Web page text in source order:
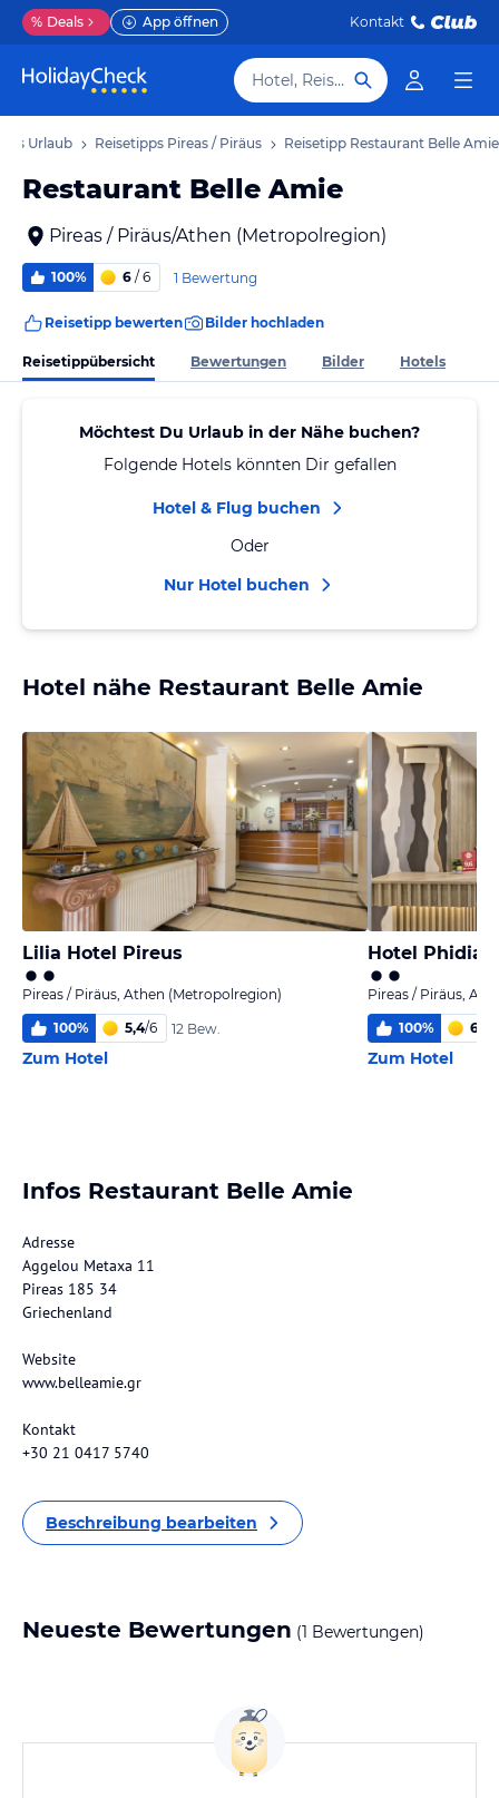
% Deals App öffnen Kontakt
Hotel, Reiseziel
Urlaub Reisetipps Pireas / Piräus Reisetipp Restaurant Belle Amie
Restaurant Belle Amie
Pireas / Piräus/Athen (Metropolregion)
100% 6 / 6 1 Bewertung
Reisetipp bewerten Bilder hochladen
Reisetippübersicht Bewertungen Bilder Hotels
Möchtest Du Urlaub in der Nähe buchen?
Folgende Hotels könnten Dir gefallen
Hotel & Flug buchen
Oder
Nur Hotel buchen
Hotel nähe Restaurant Belle Amie
Lilia Hotel Pireus
Pireas / Piräus, Athen (Metropolregion)
100% 5,4/6 12 Bew.
Zum Hotel
Hotel Phidias
Pireas / Piräus,
100% 6,0
Zum Hotel
Infos Restaurant Belle Amie
Adresse
Aggelou Metaxa 11
Pireas 185 34
Griechenland
Website
www.belleamie.gr
Kontakt
+30 21 0417 5740
Beschreibung bearbeiten
Neueste Bewertungen (1 Bewertungen)